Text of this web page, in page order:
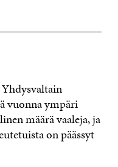
vuonna ympäri
määrä vaaleja, ja
on päässyt